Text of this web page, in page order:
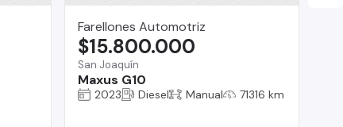
Farellones Automotriz
San Joaquín
Maxus G10
$15.800.000
2023 Diesel Manual 71316 km